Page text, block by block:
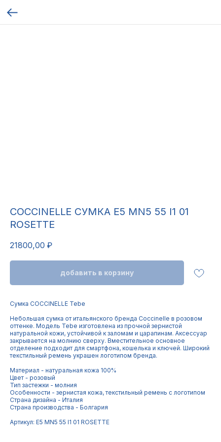
COCCINELLE СУМКА E5 MN5 55 I1 01
ROSETTE
21800,00 ₽
добавить в корзину
Cумка COCCINELLE Tebe
Небольшая сумка от итальянского бренда Coccinelle в розовом
оттенке. Модель Tebe изготовлена из прочной зернистой
натуральной кожи, устойчивой к заломам и царапинам. Аксессуар
закрывается на молнию сверху. Вместительное основное
отделение подходит для смартфона, кошелька и ключей. Широкий
текстильный ремень украшен логотипом бренда.
Материал - натуральная кожа 100%
Цвет - розовый
Тип застежки - молния
Особенности - зернистая кожа, текстильный ремень с логотипом
Страна дизайна - Италия
Страна производства - Болгария
Артикул: E5 MN5 55 I1 01 ROSETTE